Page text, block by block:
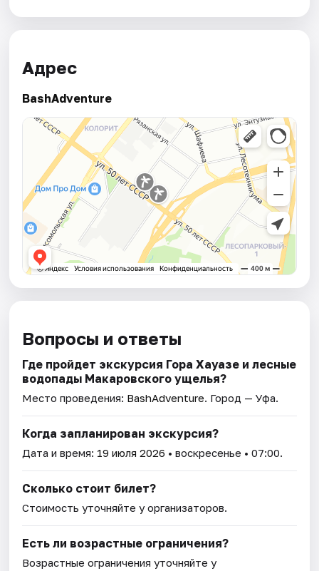
Адрес
BashAdventure
Вопросы и ответы
Где пройдет экскурсия Гора Хауазе и лесные
водопады Макаровского ущелья?
Место проведения: BashAdventure. Город — Уфа.
Когда запланирован экскурсия?
Дата и время: 19 июля 2026 • воскресенье • 07:00.
Сколько стоит билет?
Стоимость уточняйте у организаторов.
Есть ли возрастные ограничения?
Возрастные ограничения уточняйте у